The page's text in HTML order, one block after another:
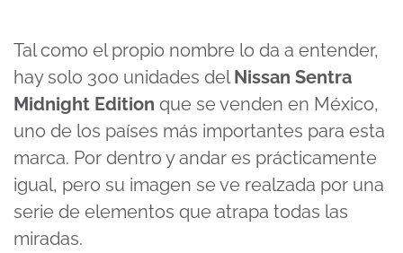
Tal como el propio nombre lo da a entender,
hay solo 300 unidades delNissan Sentra
Midnight Edition que se venden en México,
uno de los países más importantes para esta
marca. Por dentro y andar es prácticamente
igual, pero su imagen se ve realzada por una
serie de elementos que atrapa todas las
miradas.